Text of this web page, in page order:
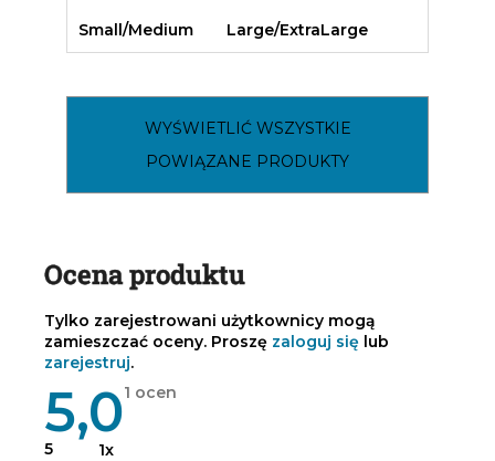
Small/Medium Large/ExtraLarge
WYŚWIETLIĆ WSZYSTKIE
POWIĄZANE PRODUKTY
Ocena produktu
Tylko zarejestrowani użytkownicy mogą
zamieszczać oceny. Proszę zaloguj się lub
zarejestruj.
5,0Średnia
1 ocen
5
1x